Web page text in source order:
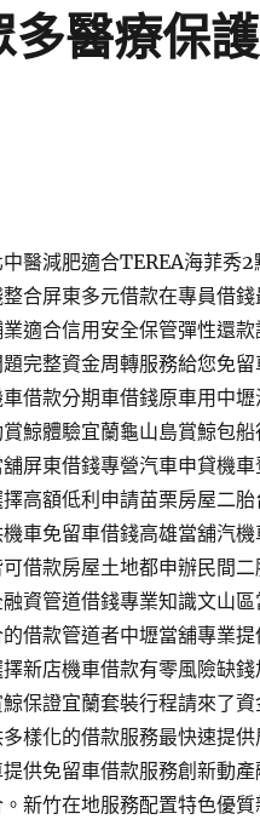
醫療保
中醫減肥適合TEREA海菲秀
合屏東多元借款在專員借
業適合信用安全保管彈性還
題完整資金周轉服務給您免
借款分期車借錢原車用中
鯨體驗宜蘭龜山島賞鯨包
舖屏東借錢專營汽車申貸機
高額低利申請苗栗房屋二
車免留車借錢高雄當舖汽
借款房屋土地都申辦民間
資管道借錢專業知識文山
借款管道者中壢當舖專業
新店機車借款有零風險缺
鯨保證宜蘭套裝行程請來了
樣化的借款服務最快速提
提供免留車借款服務創新動
新竹在地服務配置特色優